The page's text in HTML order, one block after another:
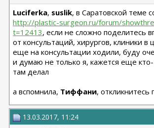
Luciferka, suslik, в Саратовской теме
http://plastic-surgeon.ru/forum/
t=12413, если не сложно поделитесь
от консультаций, хирургов, клиники в
еще на консультации ходили, буду
и думаю не только я, кажется еще
там делал
а вспомнила, Тиффани, откликнитесь
13.03.2017, 11:24